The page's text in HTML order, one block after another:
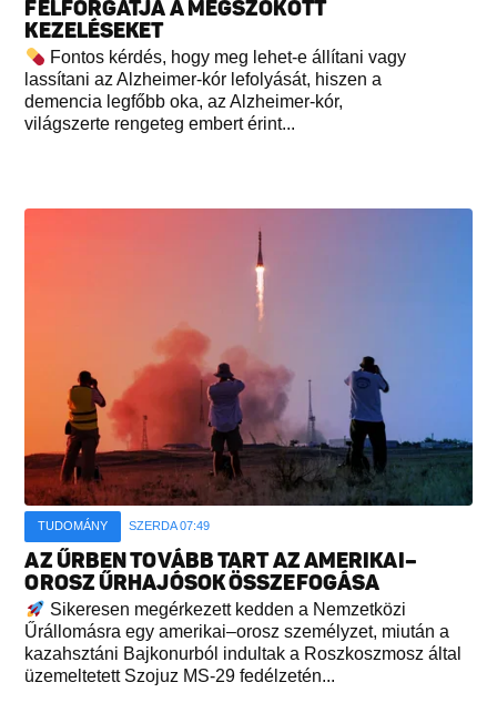
FELFORGATJA A MEGSZOKOTT
KEZELÉSEKET
Fontos kérdés, hogy meg lehet-e állítani vagy
lassítani az Alzheimer-kór lefolyását, hiszen a
demencia legfőbb oka, az Alzheimer-kór,
világszerte rengeteg embert érint...
TUDOMÁNY SZERDA 07:49
AZ ŰRBEN TOVÁBB TART AZ AMERIKAI–
OROSZ ŰRHAJÓSOK ÖSSZEFOGÁSA
Sikeresen megérkezett kedden a Nemzetközi
Űrállomásra egy amerikai–orosz személyzet, miután a
kazahsztáni Bajkonurból indultak a Roszkoszmosz által
üzemeltetett Szojuz MS-29 fedélzetén...